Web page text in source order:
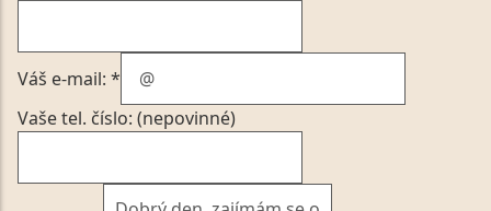
Váš e-mail: *
Vaše tel. číslo: (nepovinné)